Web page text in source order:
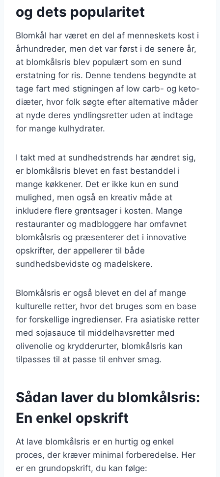
og dets popularitet
Blomkål har været en del af menneskets kost i
århundreder, men det var først i de senere år,
at blomkålsris blev populært som en sund
erstatning for ris. Denne tendens begyndte at
tage fart med stigningen af low carb- og keto-
diæter, hvor folk søgte efter alternative måder
at nyde deres yndlingsretter uden at indtage
for mange kulhydrater.
I takt med at sundhedstrends har ændret sig,
er blomkålsris blevet en fast bestanddel i
mange køkkener. Det er ikke kun en sund
mulighed, men også en kreativ måde at
inkludere flere grøntsager i kosten. Mange
restauranter og madbloggere har omfavnet
blomkålsris og præsenterer det i innovative
opskrifter, der appellerer til både
sundhedsbevidste og madelskere.
Blomkålsris er også blevet en del af mange
kulturelle retter, hvor det bruges som en base
for forskellige ingredienser. Fra asiatiske retter
med sojasauce til middelhavsretter med
olivenolie og krydderurter, blomkålsris kan
tilpasses til at passe til enhver smag.
Sådan laver du blomkålsris:
En enkel opskrift
At lave blomkålsris er en hurtig og enkel
proces, der kræver minimal forberedelse. Her
er en grundopskrift, du kan følge: